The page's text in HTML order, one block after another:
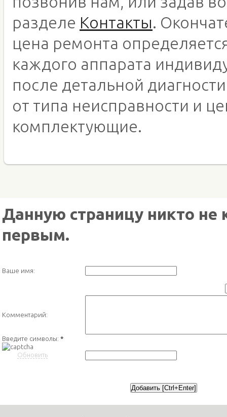
разделе Контакты.
цена ремонта
каждого аппарата
после детальной
от типа неисправности и
комплектующие.
Данную страницу никто
первым.
Ваше имя:
Комментарий:
Введите символы: *
Обновить